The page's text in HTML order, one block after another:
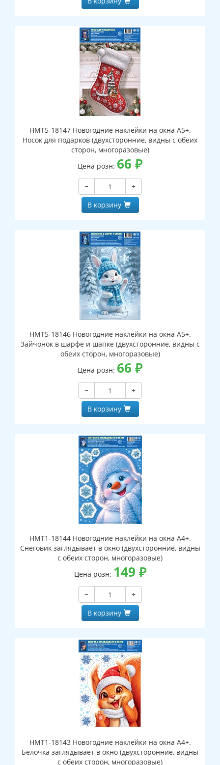
НМТ5-18147 Новогодние наклейки на окна А5+.
Носок для подарков (двухсторонние, видны с обеих
сторон, многоразовые)
Цена розн: 66 ₽
−
+
В корзину
НМТ5-18146 Новогодние наклейки на окна А5+.
Зайчонок в шарфе и шапке (двухсторонние, видны с
обеих сторон, многоразовые)
Цена розн: 66 ₽
−
+
В корзину
НМТ1-18144 Новогодние наклейки на окна А4+.
Снеговик заглядывает в окно (двухсторонние, видны
с обеих сторон, многоразовые)
Цена розн: 149 ₽
−
+
В корзину
НМТ1-18143 Новогодние наклейки на окна А4+.
Белочка заглядывает в окно (двухсторонние, видны
с обеих сторон, многоразовые)